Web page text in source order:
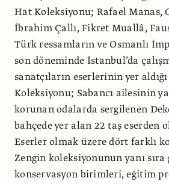
Hat Koleksiyonu; Rafael Manas,
İbrahim Çallı, Fikret Muallâ,
Türk ressamların ve Osmanlı
son döneminde İstanbul’da
sanatçıların eserlerinin yer
Koleksiyonu; Sabancı ailesinin
korunan odalarda sergilenen
bahçede yer alan 22 taş eserden
Eserler olmak üzere dört farklı
Zengin koleksiyonunun yanı
konservasyon birimleri, eğitim